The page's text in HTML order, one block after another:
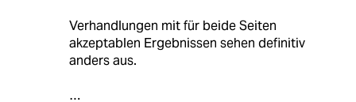
Verhandlungen mit für beide Seiten
akzeptablen Ergebnissen sehen definitiv
anders aus.
…